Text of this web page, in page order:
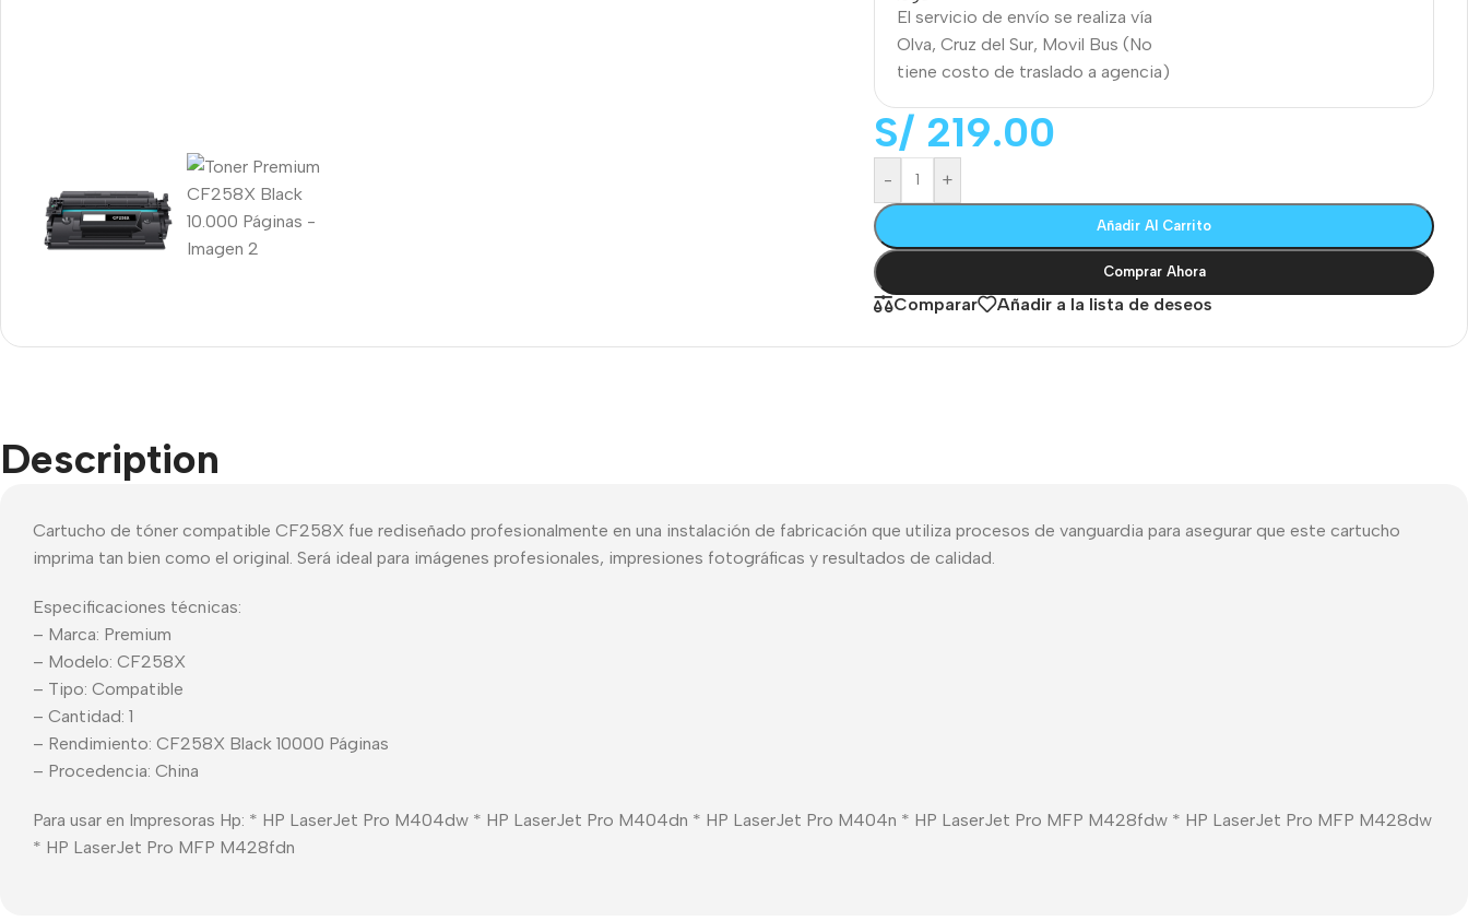
Nokia
Prolink
Tecno
Audífonos
In-ear headphones
Headset headphones
Audífonos con cable
Audífonos Bluetooth
Smartphone
El servicio de envío se realiza vía
Olva, Cruz del Sur, Movil Bus (No
tiene costo de traslado a agencia)
S/ 219.00
- +
Añadir Al Carrito
Comprar Ahora
Comparar Añadir a la lista de deseos
Description
Cartucho de tóner compatible CF258X fue rediseñado profesionalmente en una instalación de fabricación que utiliza procesos de vanguardia para asegurar que este cartucho
imprima tan bien como el original. Será ideal para imágenes profesionales, impresiones fotográficas y resultados de calidad.
Especificaciones técnicas:
– Marca: Premium
– Modelo: CF258X
– Tipo: Compatible
– Cantidad: 1
– Rendimiento: CF258X Black 10000 Páginas
– Procedencia: China
Para usar en Impresoras Hp: * HP LaserJet Pro M404dw * HP LaserJet Pro M404dn * HP LaserJet Pro M404n * HP LaserJet Pro MFP M428fdw * HP LaserJet Pro MFP M428dw
* HP LaserJet Pro MFP M428fdn